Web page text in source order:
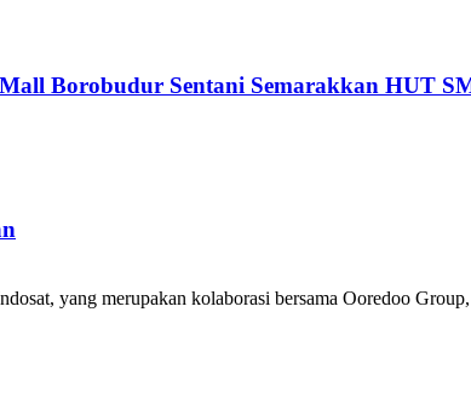
Borobudur Sentani Semarakkan HUT
yang merupakan kolaborasi bersama Ooredoo